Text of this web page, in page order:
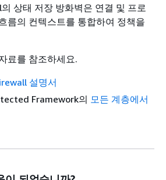
상태 저장 방화벽은 연결 및 프로
름의 컨텍스트를 통합하여 정책을
료를 참조하세요.
설명서
Framework의 모든 계층에서